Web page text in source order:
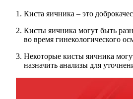
Киста яичника – это
Кисты яичника могут быть
во время гинекологического
Некоторые кисты яичника
назначить анализы для